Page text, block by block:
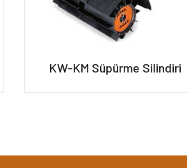
KW-KM Süpürme Silindiri